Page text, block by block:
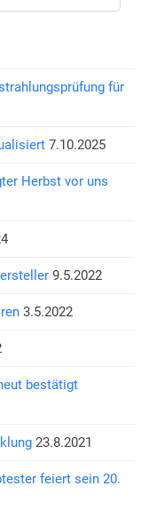
für
7.10.2025
Herbst vor uns
9.5.2022
3.5.2022
bestätigt
23.8.2021
feiert sein 20.